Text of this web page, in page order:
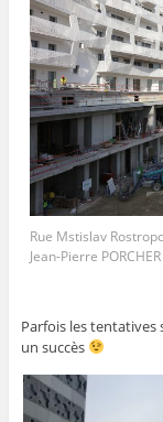
Rue Mstislav
Jean-Pierre PORCHER
Parfois les tentatives
un succès